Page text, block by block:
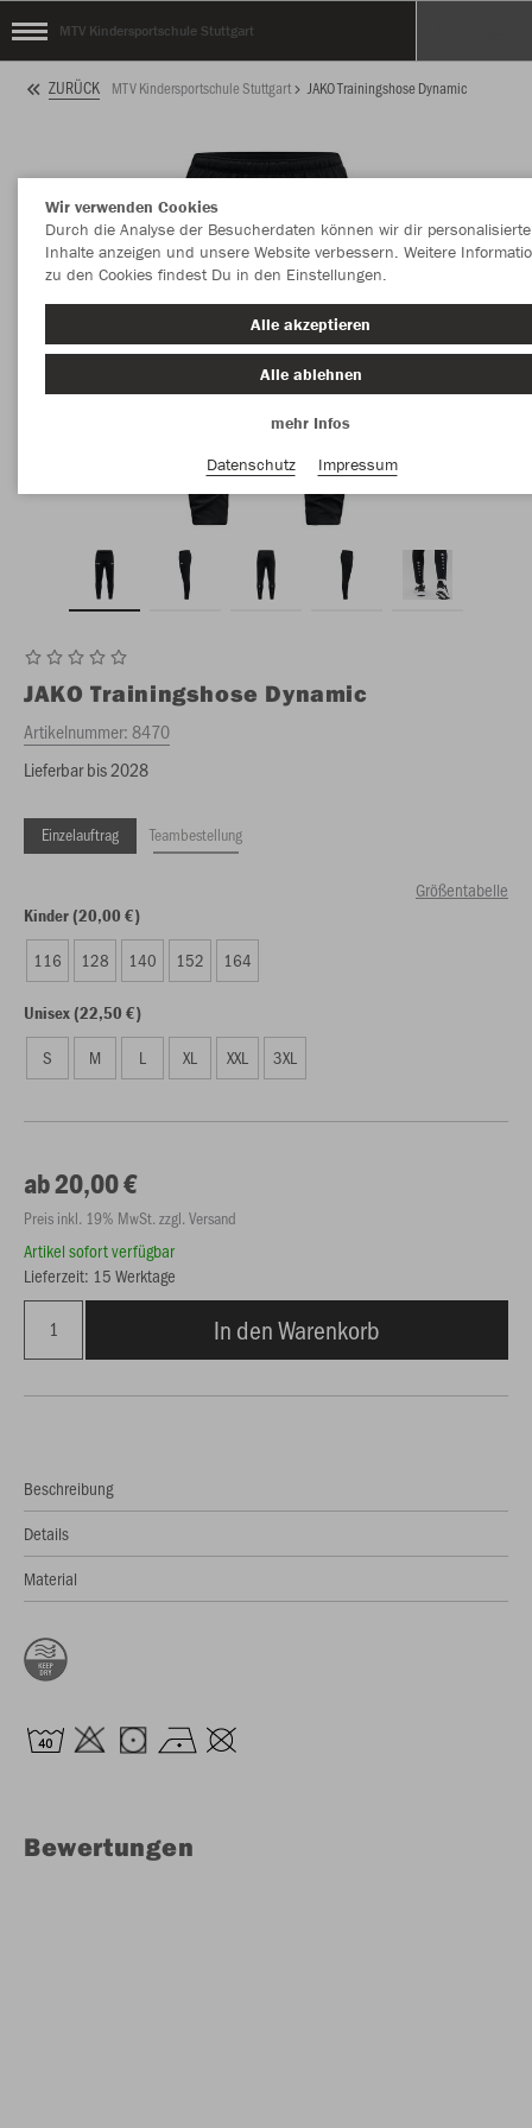
MTV Kindersportschule Stuttgart
ZURÜCK MTV Kindersportschule Stuttgart JAKO Trainingshose Dynamic
JAKO Trainingshose Dynamic
Artikelnummer:8470
Lieferbar bis 2028
Einzelauftrag Teambestellung
Größentabelle
Kinder (20,00 €)
116 128 140 152 164
Unisex (22,50 €)
S M L XL XXL 3XL
ab 20,00 €
Preis inkl. 19% MwSt. zzgl. Versand
Artikel sofort verfügbar
Lieferzeit: 15 Werktage
In den Warenkorb
Beschreibung
Details
Material
Bewertungen
Wir verwenden Cookies
Durch die Analyse der Besucherdaten können wir dir personalisierte
Inhalte anzeigen und unsere Website verbessern. Weitere
zu den Cookies findest Du in den Einstellungen.
Alle akzeptieren
Alle ablehnen
mehr Infos
Datenschutz
Impressum